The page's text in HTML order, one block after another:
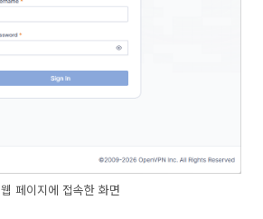
웹 페이지에 접속한 화면